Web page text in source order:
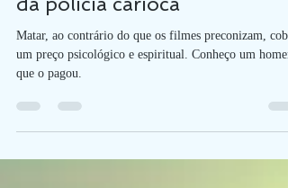
Um dos maiores matadores
da polícia carioca
Matar, ao contrário do que os filmes preconizam,
que o pagou.